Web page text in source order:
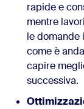
rapide e
mentre
le domande
come è
capire
successiva.